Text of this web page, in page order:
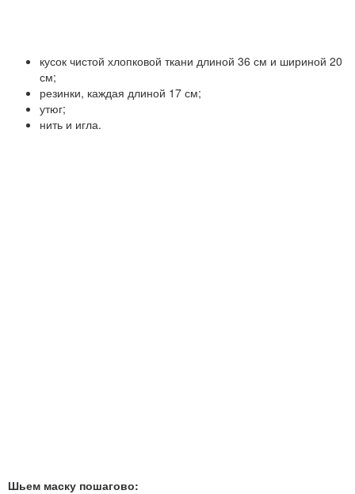
кусок чистой хлопковой ткани длиной 36 см и шириной 20
см;
резинки, каждая длиной 17 см;
утюг;
нить и игла.
Шьем маску пошагово: